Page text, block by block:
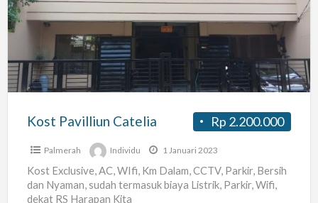
Catelia
Rp 2.200.000
Kost Pavilliun Catelia
Palmerah Individu 1 Januari 2023
Kost Exclusive, AC, WIfi, Km Dalam, CCTV, Parkir, Bersih
dan Nyaman, sudah termasuk biaya Listrik, Parkir, Wifi,
dekat RS Harapan Kita